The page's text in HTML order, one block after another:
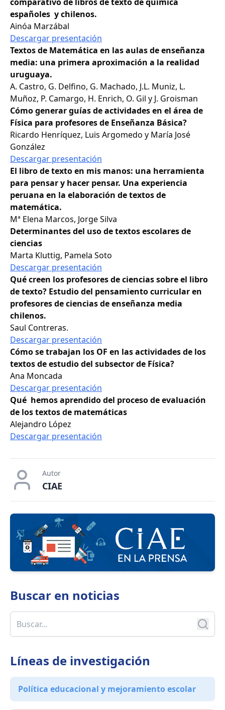
españoles y chilenos.
Ainóa Marzábal
Descargar presentación
Textos de Matemática en las aulas de enseñanza
media: una primera aproximación a la realidad
uruguaya.
A. Castro, G. Delfino, G. Machado, J.L. Muniz, L.
Muñoz, P. Camargo, H. Enrich, O. Gil y J. Groisman
Cómo generar guías de actividades en el área de
Física para profesores de Enseñanza Básica?
Ricardo Henríquez, Luis Argomedo y María José
González
Descargar presentación
El libro de texto en mis manos: una herramienta
para pensar y hacer pensar. Una experiencia
peruana en la elaboración de textos de
matemática.
Mª Elena Marcos, Jorge Silva
Determinantes del uso de textos escolares de
ciencias
Marta Kluttig, Pamela Soto
Descargar presentación
Qué creen los profesores de ciencias sobre el libro
de texto? Estudio del pensamiento curricular en
profesores de ciencias de enseñanza media
chilenos.
Saul Contreras.
Descargar presentación
Cómo se trabajan los OF en las actividades de los
textos de estudio del subsector de Física?
Ana Moncada
Descargar presentación
Qué hemos aprendido del proceso de evaluación
de los textos de matemáticas
Alejandro López
Descargar presentación
Autor
CIAE
Buscar en noticias
Líneas de investigación
Política educacional y mejoramiento escolar